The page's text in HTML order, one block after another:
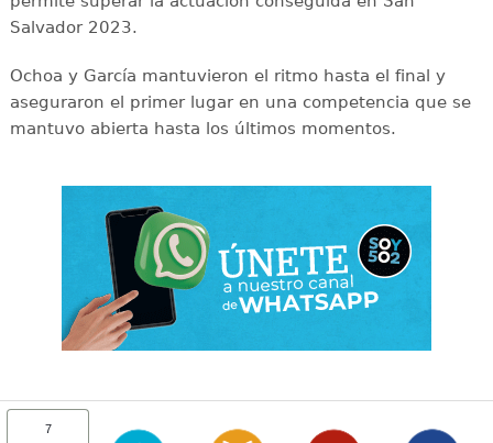
Salvador 2023.
Ochoa y García mantuvieron el ritmo hasta el final y
aseguraron el primer lugar en una competencia que se
mantuvo abierta hasta los últimos momentos.
7